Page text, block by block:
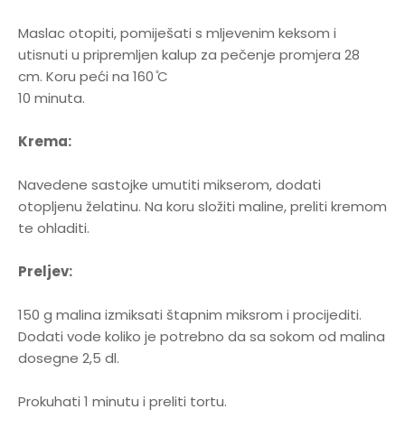
Maslac otopiti, pomiješati s mljevenim keksom i
utisnuti u pripremljen kalup za pečenje promjera 28
cm. Koru peći na 160 ̊C
10 minuta.
Krema:
Navedene sastojke umutiti mikserom, dodati
otopljenu želatinu. Na koru složiti maline, preliti kremom
te ohladiti.
Preljev:
150 g malina izmiksati štapnim miksrom i procijediti.
Dodati vode koliko je potrebno da sa sokom od malina
dosegne 2,5 dl.
Prokuhati 1 minutu i preliti tortu.